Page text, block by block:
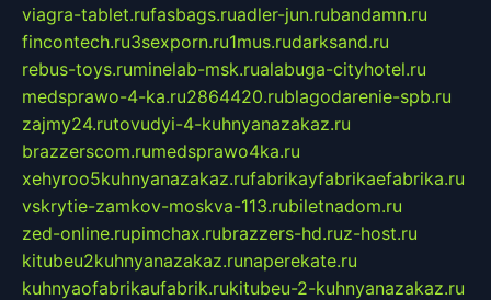
viagra-tablet.rufasbags.ruadler-jun.rubandamn.ru
fincontech.ru3sexporn.ru1mus.rudarksand.ru
rebus-toys.ruminelab-msk.rualabuga-cityhotel.ru
medsprawo-4-ka.ru2864420.rublagodarenie-spb.ru
zajmy24.rutovudyi-4-kuhnyanazakaz.ru
brazzerscom.rumedsprawo4ka.ru
xehyroo5kuhnyanazakaz.rufabrikayfabrikaefabrika.ru
vskrytie-zamkov-moskva-113.rubiletnadom.ru
zed-online.rupimchax.rubrazzers-hd.ruz-host.ru
kitubeu2kuhnyanazakaz.runaperekate.ru
kuhnyaofabrikaufabrik.rukitubeu-2-kuhnyanazakaz.ru